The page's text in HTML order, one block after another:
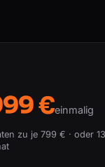
€einmalig
zu je 799 € · oder